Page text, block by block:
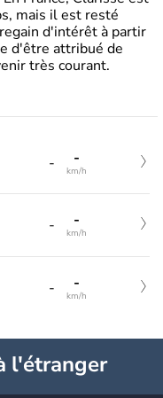
mais il est resté
d'intérêt à partir
d'être attribué de
très courant.
- -
km/h
- -
km/h
- -
km/h
l'étranger